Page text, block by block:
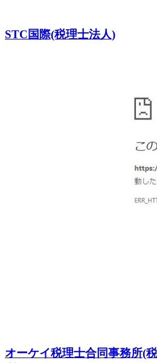
STC国際(税理士法人)
オーケイ税理士合同事務所(